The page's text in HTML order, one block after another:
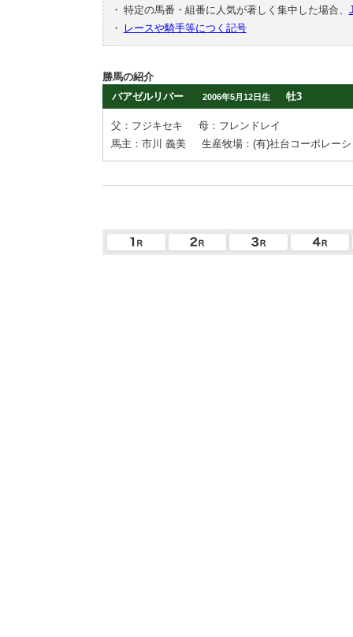
・ 特定の馬番・組番に人気が著しく集中した場合、
・
レースや騎手等につく記号
勝馬の紹介
バアゼルリバー
2006年5月12日生 牡3
父：フジキセキ
母：フレンドレイ
馬主：市川 義美
生産牧場：(有)社台コーポレー